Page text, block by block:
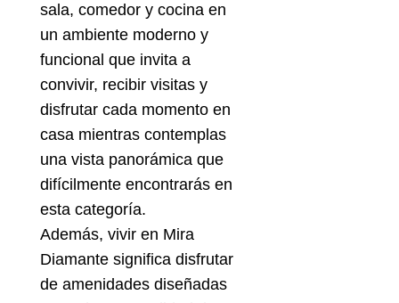
sala, comedor y cocina en
un ambiente moderno y
funcional que invita a
convivir, recibir visitas y
disfrutar cada momento en
casa mientras contemplas
una vista panorámica que
difícilmente encontrarás en
esta categoría.
Además, vivir en Mira
Diamante significa disfrutar
de amenidades diseñadas